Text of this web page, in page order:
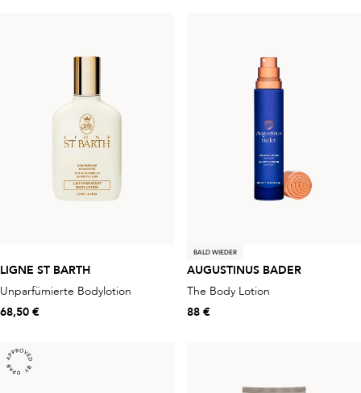
LIGNE ST BARTH
Unparfümierte Bodylotion
68,50 €
BALD WIEDER
AUGUSTINUS BADER
The Body Lotion
88 €